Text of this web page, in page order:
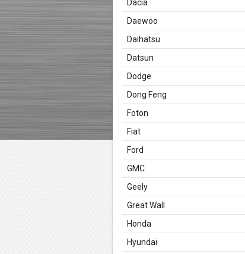
Dacia
Daewoo
Daihatsu
Datsun
Dodge
Dong Feng
Foton
Fiat
Ford
GMC
Geely
Great Wall
Honda
Hyundai